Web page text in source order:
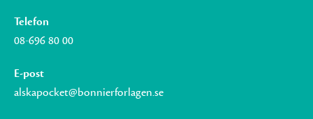
Telefon
08-696 80 00
E-post
alskapocket@bonnierforlagen.se